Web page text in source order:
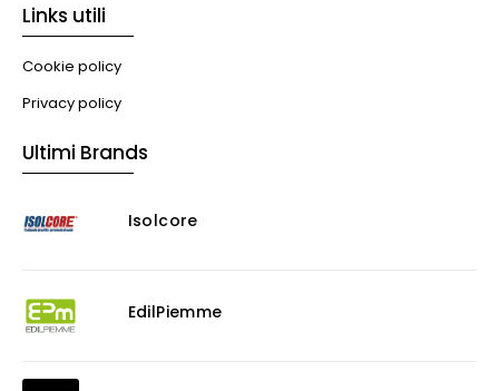
Links utili
Cookie policy
Privacy policy
Ultimi Brands
Isolcore
EdilPiemme